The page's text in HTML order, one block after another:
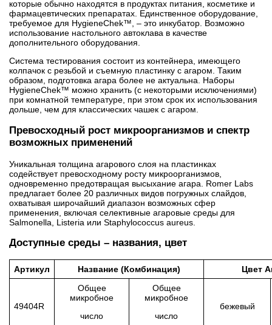
которые обычно находятся в продуктах питания, косметике и
фармацевтических препаратах. Единственное оборудование,
требуемое для HygieneChek™, – это инкубатор. Возможно
использование настольного автоклава в качестве
дополнительного оборудования.
Система тестирования состоит из контейнера, имеющего
колпачок с резьбой и съемную пластинку с агаром. Таким
образом, подготовка агара более не актуальна. Наборы
HygieneChek™ можно хранить (с некоторыми исключениями)
при комнатной температуре, при этом срок их использования
дольше, чем для классических чашек с агаром.
Превосходный рост микроорганизмов и спектр
возможных применений
Уникальная толщина агарового слоя на пластинках
содействует превосходному росту микроорганизмов,
одновременно предотвращая высыхание агара. Romer Labs
предлагает более 20 различных видов погружных слайдов,
охватывая широчайший диапазон возможных сфер
применения, включая селективные агаровые среды для
Salmonella, Listeria или Staphylococcus aureus.
Доступные среды – названия, цвет
Артикул Название (Комбинация) Цвет
49404R
Общее
микробное
число
Общее
микробное
число
бежевый